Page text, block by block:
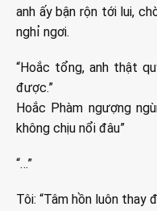
anh ấy bận rộn tới lui,
nghỉ ngơi.
“Hoắc tổng, anh thật
được.”
Hoắc Phàm ngượng
không chịu nổi đâu”
“…”
Tôi: “Tâm hồn luôn